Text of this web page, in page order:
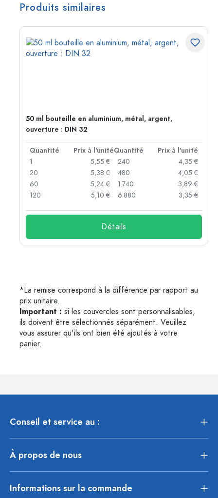
Produits similaires
50 ml bouteille en aluminium, métal, argent,
ouverture : DIN 32
Quantité Prix à l'unitéQuantité
Prix à l'unité
1
5,55 €
20
5,38 €
60
5,24 €
120
5,10 €
240
4,35 €
480
4,05 €
1.740
3,89 €
6.880
3,35 €
Détails
*La remise correspond à la différence par rapport au
prix unitaire.
Important : si les couvercles sont personnalisables,
ils doivent être sélectionnés séparément. Veuillez
vous assurer qu'ils ont bien été ajoutés à votre
panier.
Conseil et service au :
À propos de nous
Informations sur la commande